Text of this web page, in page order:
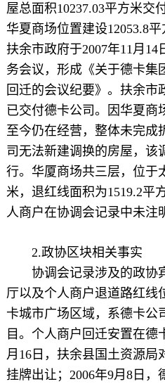
屋总面积10237.03平方米交
华夏商场位置建设12053.8
扶余市政府于2007年11月
务会议，形成《关于德卡集
回迁的会议纪要》。扶余市
已交付德卡公司。因华夏商
至今仍在经营，整体未完成
司无法新建调换的房屋，该
行。华厦商场共三层，位于
米，退红线面积为1519.2平
人商户在协调会记录中未注
2.政协区块相关事实
协调会记录涉及的政协
厅以及个人商户退道路红线
卡城市广场区域，系德卡公
目。个人商户回迁安置在德
月16日，扶余县国土资源局
挂牌出让；2006年9月8日